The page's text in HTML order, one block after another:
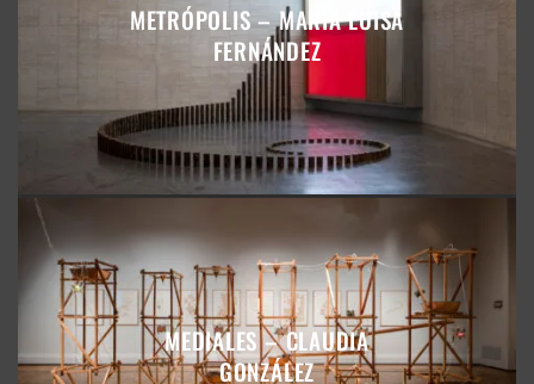
METRÓPOLIS – MARÍA LUISA
FERNÁNDEZ
MEDIALES – CLAUDIA
GONZÁLEZ